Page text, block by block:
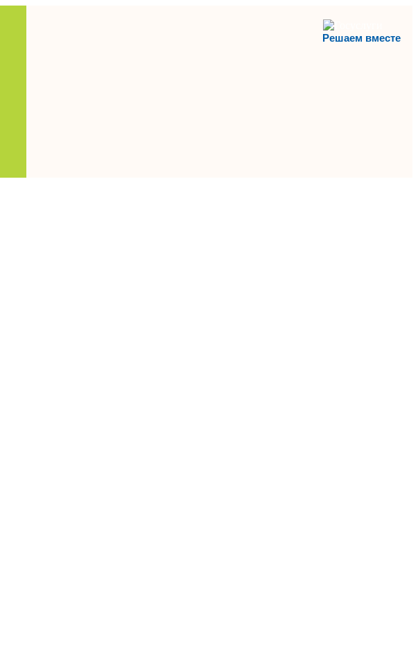
Решаем вместе